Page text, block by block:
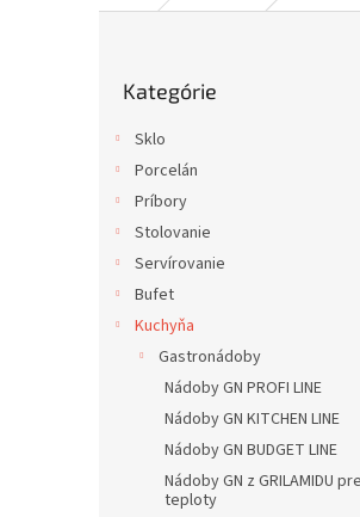
kategórie
Kategórie
Sklo
Porcelán
Príbory
Stolovanie
Servírovanie
Bufet
Kuchyňa
Gastronádoby
Nádoby GN PROFI LINE
Nádoby GN KITCHEN LINE
Nádoby GN BUDGET LINE
Nádoby GN z GRILAMIDU
teploty